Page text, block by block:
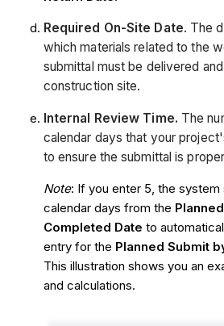
Required On-Site Date. The
which materials related to the
submittal must be delivered
construction site.
Internal Review Time. The
calendar days that your
to ensure the submittal is
Note: If you enter 5, the
calendar days from the
Completed Date to
entry for the Planned Submit
This illustration shows you an
and calculations.